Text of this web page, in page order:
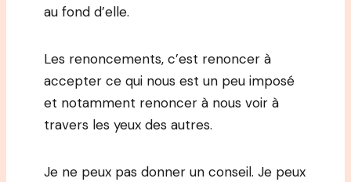
au fond d’elle.
Les renoncements, c’est renoncer à
accepter ce qui nous est un peu imposé
et notamment renoncer à nous voir à
travers les yeux des autres.
Je ne peux pas donner un conseil. Je peux